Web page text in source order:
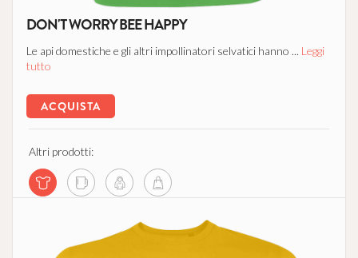
DON'T WORRY BEE HAPPY
Le api domestiche e gli altri impollinatori selvatici hanno ... Leggi
tutto
ACQUISTA
Altri prodotti: